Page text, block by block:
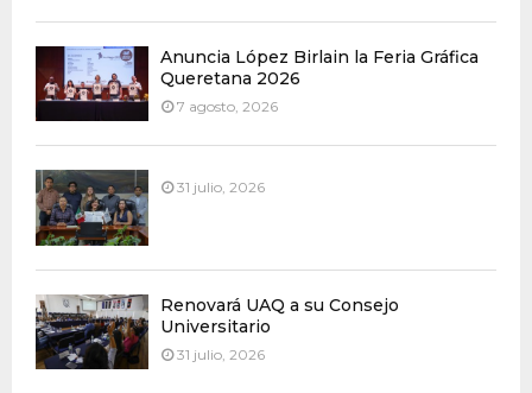
Anuncia López Birlain la Feria Gráfica
Queretana 2026
7 agosto, 2026
31 julio, 2026
Renovará UAQ a su Consejo
Universitario
31 julio, 2026